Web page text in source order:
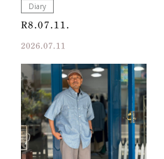
Diary
R8.07.11.
2026.07.11